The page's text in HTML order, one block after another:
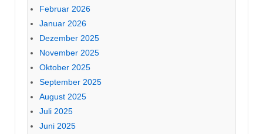
Februar 2026
Januar 2026
Dezember 2025
November 2025
Oktober 2025
September 2025
August 2025
Juli 2025
Juni 2025